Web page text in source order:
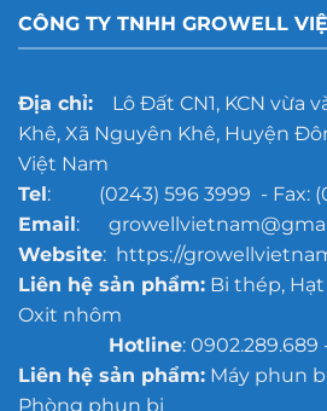
CÔNG TY TNHH GROWELL
Địa chỉ:Lô Đất CN1, KCN vừa
Khê, Xã Nguyên Khê, Huyện
Việt Nam
Tel: (0243) 596 3999 - Fax:
Email:
Website: https://
Liên hệ sản phẩm:Bi thép,
Oxit nhôm
Hotline: 0902.289.689
Liên hệ sản phẩm:Máy phun
Phòng phun bi